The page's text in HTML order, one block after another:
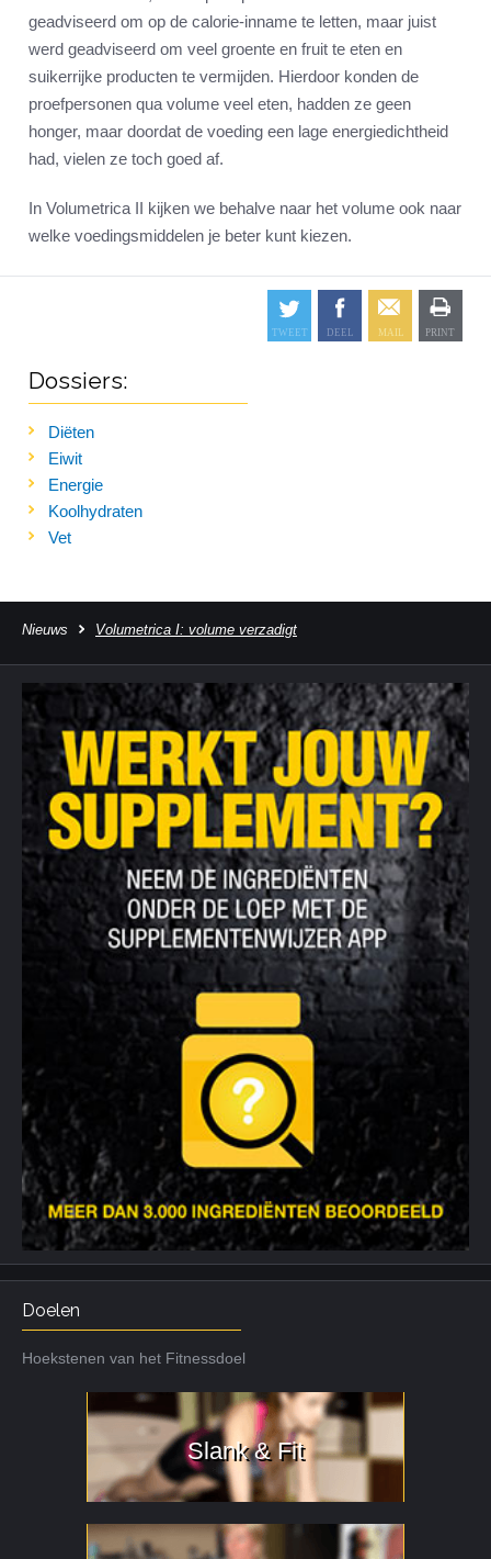
geadviseerd om op de calorie-inname te letten, maar juist
werd geadviseerd om veel groente en fruit te eten en
suikerrijke producten te vermijden. Hierdoor konden de
proefpersonen qua volume veel eten, hadden ze geen
honger, maar doordat de voeding een lage energiedichtheid
had, vielen ze toch goed af.
In Volumetrica II kijken we behalve naar het volume ook naar
welke voedingsmiddelen je beter kunt kiezen.
Dossiers:
Diëten
Eiwit
Energie
Koolhydraten
Vet
Nieuws Volumetrica I: volume verzadigt
Doelen
Hoekstenen van het Fitnessdoel
Slank & Fit